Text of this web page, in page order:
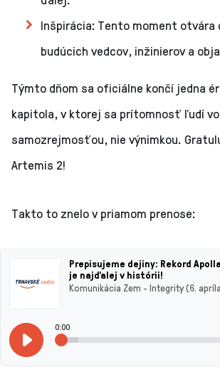
Inšpirácia: Tento moment otvára
budúcich vedcov, inžinierov a
Týmto dňom sa oficiálne končí jedna
kapitola, v ktorej sa prítomnosť ľudí
samozrejmosťou, nie výnimkou.
Artemis 2!
Takto to znelo v priamom prenose:
Prepisujeme dejiny: Rekord
je najďalej v histórii!
Komunikácia Zem - Integrity (6.
0:00